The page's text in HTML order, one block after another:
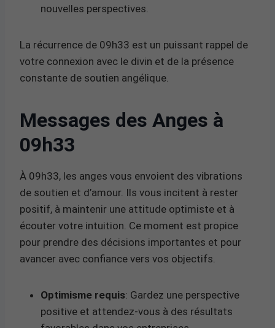
nouvelles perspectives.
La récurrence de 09h33 est un puissant rappel de
votre connexion avec le divin et de la présence
constante de soutien angélique.
Messages des Anges à
09h33
À 09h33, les anges vous envoient des vibrations
de soutien et d’amour. Ils vous incitent à rester
positif, à maintenir une attitude optimiste et à
écouter votre intuition. Ce moment est propice
pour prendre des décisions importantes et pour
avancer avec confiance vers vos objectifs.
Optimisme requis: Gardez une perspective
positive et attendez-vous à des résultats